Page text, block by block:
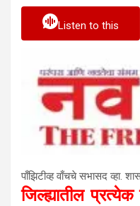
Listen to this
पाँझिटीव्ह वाँचचे सभासद व्हा.
जिल्ह्यातील प्रत्येक